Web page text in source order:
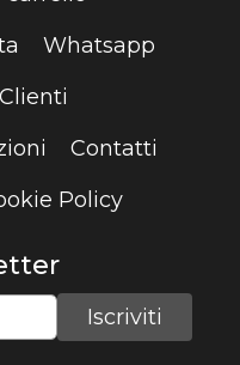
Whatsapp
Contatti
Policy